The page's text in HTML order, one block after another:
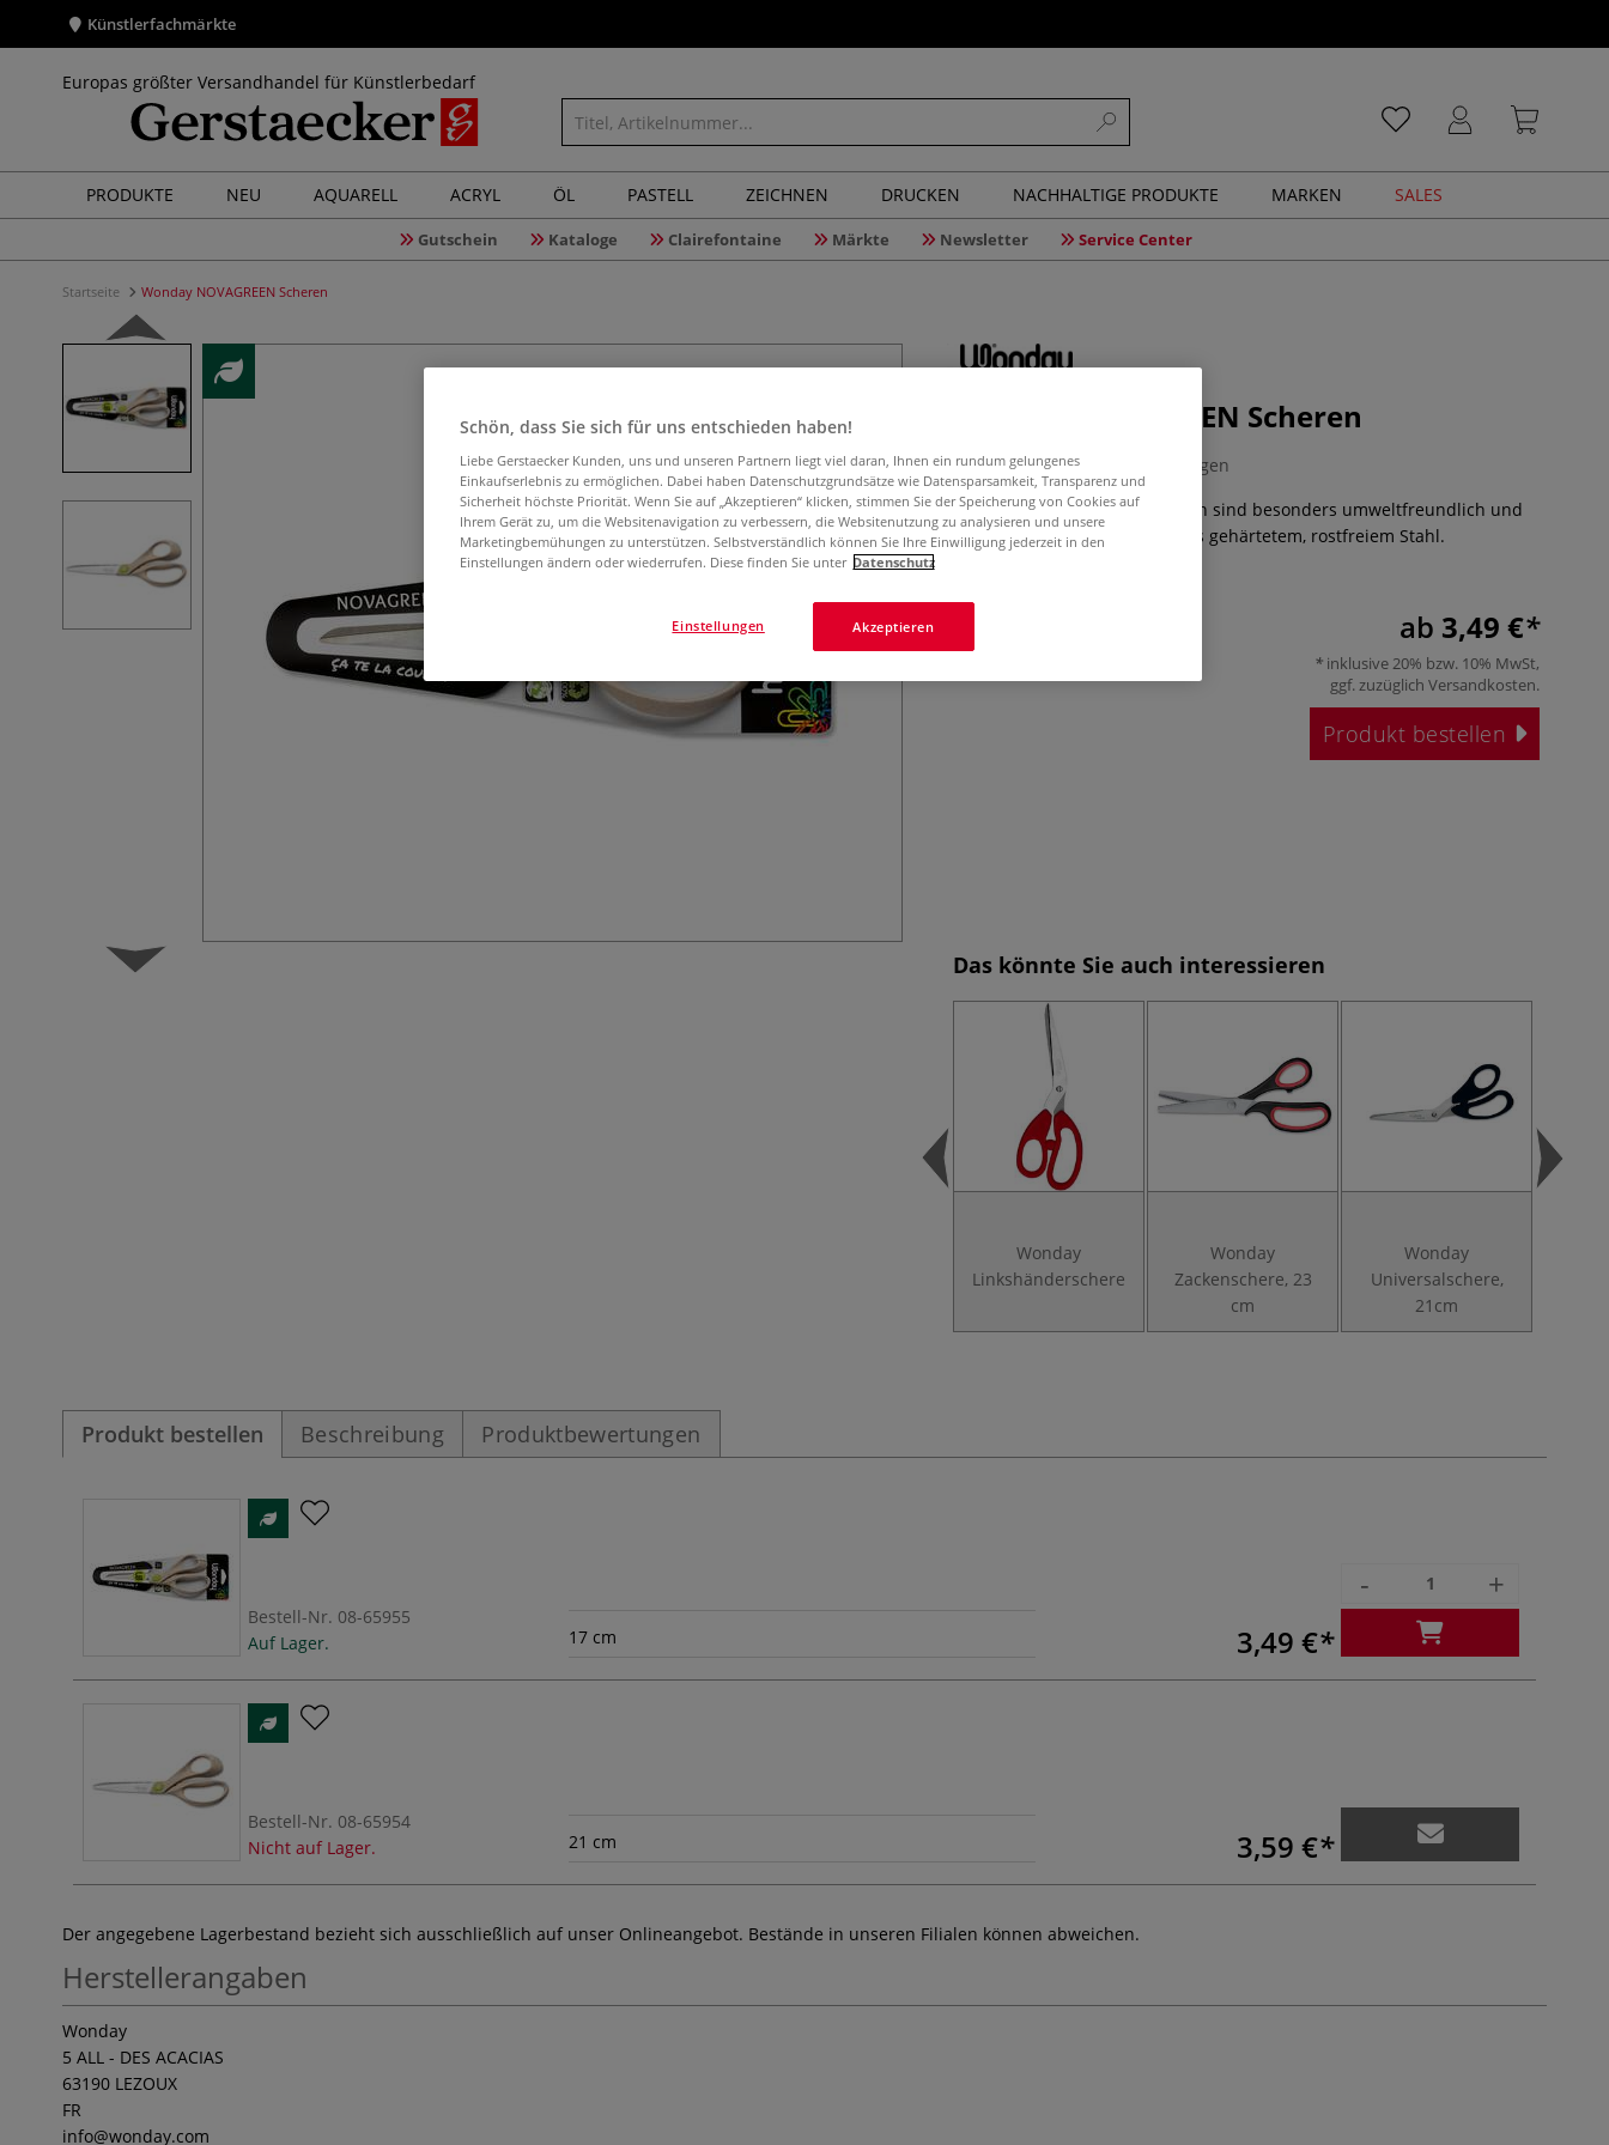
Künstlerfachmärkte
Europas größter Versandhandel für Künstlerbedarf
PRODUKTE NEU AQUARELL ACRYL ÖL PASTELL ZEICHNEN DRUCKEN NACHHALTIGE PRODUKTE MARKEN SALES
Gutschein Kataloge Clairefontaine Märkte Newsletter Service Center
Startseite Wonday NOVAGREEN Scheren
Wonday NOVAGREEN Scheren
0 Bewertungen
Die Wonday NOVAGREEN Scheren sind besonders umweltfreundlich und
vollständig recycelbar. Klinge aus gehärtetem, rostfreiem Stahl.
ab 3,49 €
inklusive 20% bzw. 10% MwSt,
ggf. zuzüglich Versandkosten.
Produkt bestellen
Das könnte Sie auch interessieren
Wonday
Linkshänderschere
Wonday
Zackenschere, 23
cm
Wonday
Universalschere,
21cm
Produkt bestellen Beschreibung Produktbewertungen
Bestell-Nr. 08-65955
Auf Lager.
17 cm 3,49 €
- +
Bestell-Nr. 08-65954
Nicht auf Lager.
21 cm 3,59 €
Der angegebene Lagerbestand bezieht sich ausschließlich auf unser Onlineangebot. Bestände in unseren Filialen können abweichen.
Herstellerangaben
Wonday
5 ALL - DES ACACIAS
63190 LEZOUX
FR
info@wonday.com
Schön, dass Sie sich für uns entschieden haben!
Liebe Gerstaecker Kunden, uns und unseren Partnern liegt viel daran, Ihnen ein rundum gelungenes
Einkaufserlebnis zu ermöglichen. Dabei haben Datenschutzgrundsätze wie Datensparsamkeit, Transparenz und
Sicherheit höchste Priorität. Wenn Sie auf „Akzeptieren“ klicken, stimmen Sie der Speicherung von Cookies auf
Ihrem Gerät zu, um die Websitenavigation zu verbessern, die Websitenutzung zu analysieren und unsere
Marketingbemühungen zu unterstützen. Selbstverständlich können Sie Ihre Einwilligung jederzeit in den
Einstellungen ändern oder wiederrufen. Diese finden Sie unter Datenschutz
Akzeptieren
Einstellungen